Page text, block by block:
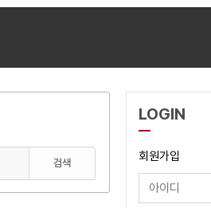
검색
LOGIN
회원가입